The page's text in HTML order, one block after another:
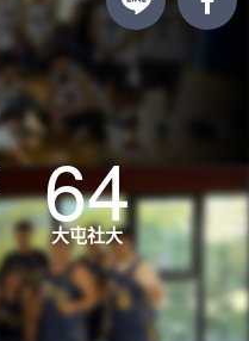
64
大屯社大